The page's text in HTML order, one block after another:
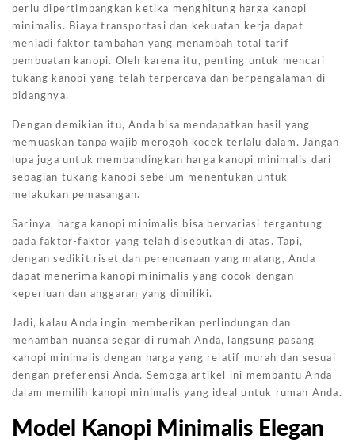
perlu dipertimbangkan ketika menghitung harga kanopi
minimalis. Biaya transportasi dan kekuatan kerja dapat
menjadi faktor tambahan yang menambah total tarif
pembuatan kanopi. Oleh karena itu, penting untuk mencari
tukang kanopi yang telah terpercaya dan berpengalaman di
bidangnya.
Dengan demikian itu, Anda bisa mendapatkan hasil yang
memuaskan tanpa wajib merogoh kocek terlalu dalam. Jangan
lupa juga untuk membandingkan harga kanopi minimalis dari
sebagian tukang kanopi sebelum menentukan untuk
melakukan pemasangan.
Sarinya, harga kanopi minimalis bisa bervariasi tergantung
pada faktor-faktor yang telah disebutkan di atas. Tapi,
dengan sedikit riset dan perencanaan yang matang, Anda
dapat menerima kanopi minimalis yang cocok dengan
keperluan dan anggaran yang dimiliki.
Jadi, kalau Anda ingin memberikan perlindungan dan
menambah nuansa segar di rumah Anda, langsung pasang
kanopi minimalis dengan harga yang relatif murah dan sesuai
dengan preferensi Anda. Semoga artikel ini membantu Anda
dalam memilih kanopi minimalis yang ideal untuk rumah Anda.
Model Kanopi Minimalis Elegan